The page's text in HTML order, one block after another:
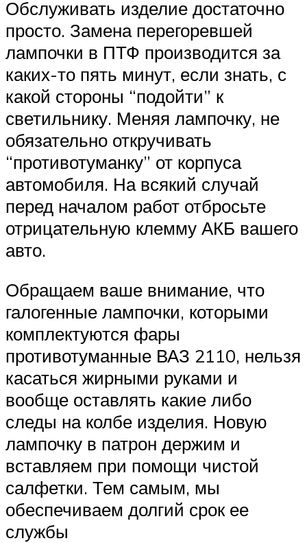
Обслуживать изделие достаточно
просто. Замена перегоревшей
лампочки в ПТФ производится за
каких-то пять минут, если знать, с
какой стороны “подойти” к
светильнику. Меняя лампочку, не
обязательно откручивать
“противотуманку” от корпуса
автомобиля. На всякий случай
перед началом работ отбросьте
отрицательную клемму АКБ вашего
авто.
Обращаем ваше внимание, что
галогенные лампочки, которыми
комплектуются фары
противотуманные ВАЗ 2110, нельзя
касаться жирными руками и
вообще оставлять какие либо
следы на колбе изделия. Новую
лампочку в патрон держим и
вставляем при помощи чистой
салфетки. Тем самым, мы
обеспечиваем долгий срок ее
службы